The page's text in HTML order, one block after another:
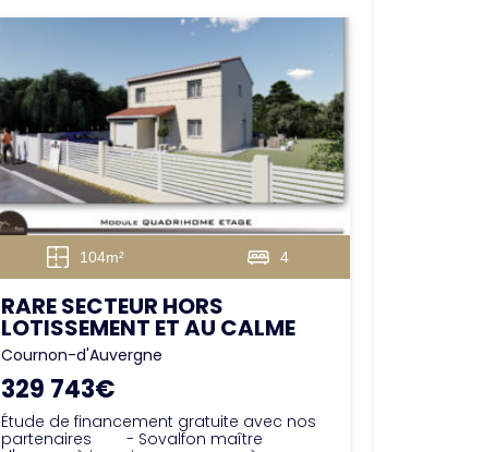
104m² 4
RARE SECTEUR HORS
LOTISSEMENT ET AU CALME
Cournon-d'Auvergne
329 743€
Étude de financement gratuite avec nos
partenaires - Sovalfon maître